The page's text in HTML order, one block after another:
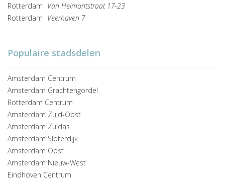
Rotterdam Van Helmontstraat 17-23
Rotterdam Veerhaven 7
Populaire stadsdelen
Amsterdam Centrum
Amsterdam Grachtengordel
Rotterdam Centrum
Amsterdam Zuid-Oost
Amsterdam Zuidas
Amsterdam Sloterdijk
Amsterdam Oost
Amsterdam Nieuw-West
Eindhoven Centrum